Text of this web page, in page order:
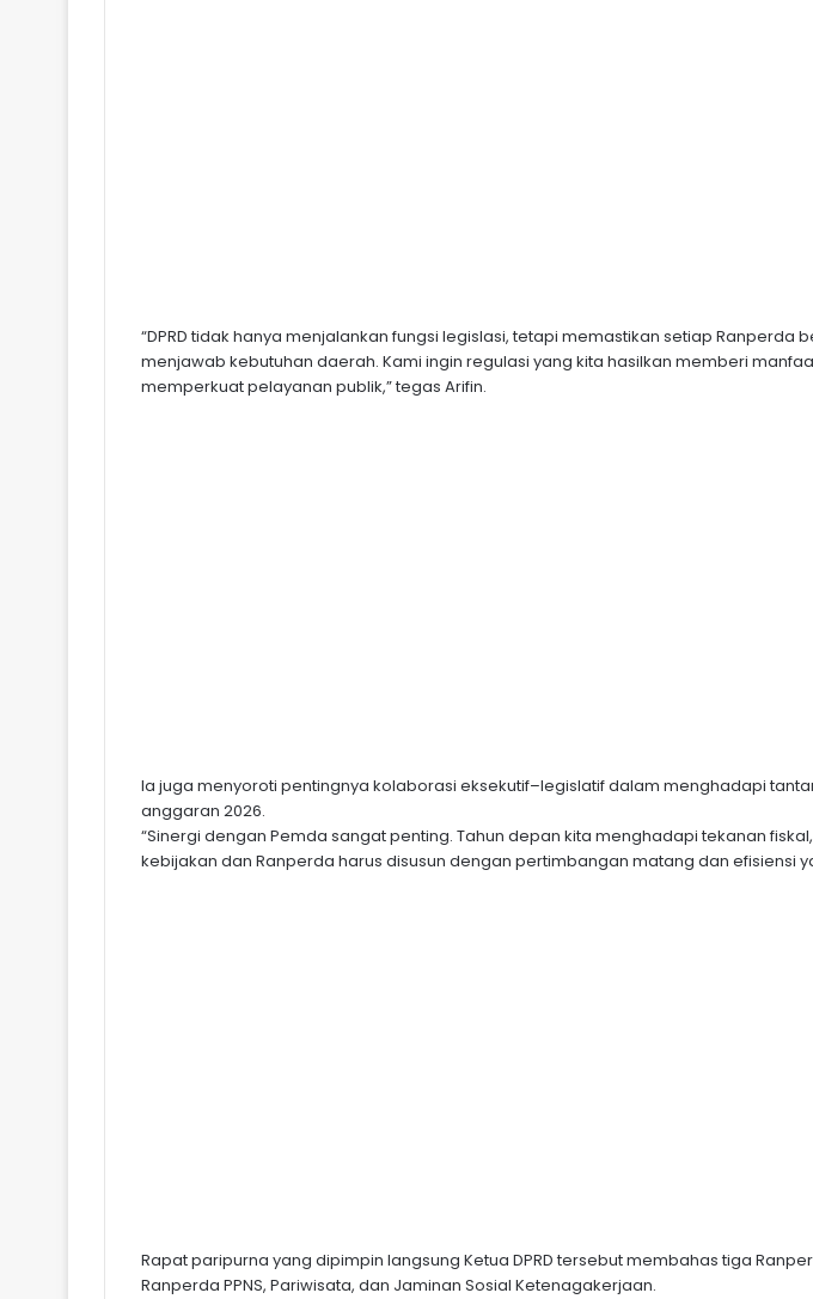
“DPRD tidak hanya menjalankan fungsi legislasi, tetapi memastikan setiap Ranperda
menjawab kebutuhan daerah. Kami ingin regulasi yang kita hasilkan memberi
memperkuat pelayanan publik,” tegas Arifin.
Ia juga menyoroti pentingnya kolaborasi eksekutif–legislatif dalam menghadapi
anggaran 2026.
“Sinergi dengan Pemda sangat penting. Tahun depan kita menghadapi tekanan
kebijakan dan Ranperda harus disusun dengan pertimbangan matang dan efisiensi
Rapat paripurna yang dipimpin langsung Ketua DPRD tersebut membahas tiga
Ranperda PPNS, Pariwisata, dan Jaminan Sosial Ketenagakerjaan.